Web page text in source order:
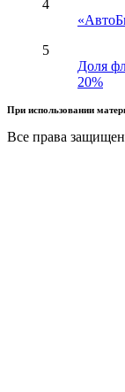
4
5
Доля
20%
При использовании
Все права